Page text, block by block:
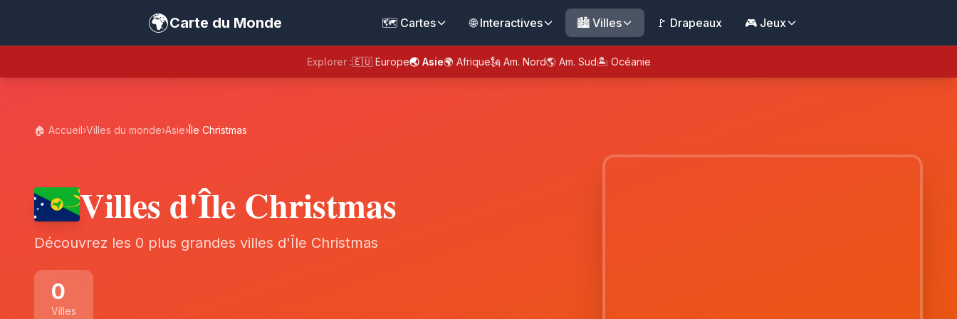
🌍Carte du Monde 🗺️ Cartes 🌐 Interactives 🏙️ Villes 🚩 Drapeaux 🎮 Jeux
Explorer :🇪🇺 Europe🌏 Asie🌍 Afrique🗽 Am. Nord🌎 Am. Sud🏝️ Océanie
🏠 Accueil›Villes du monde›Asie›Île Christmas
Villes d'Île Christmas
Découvrez les 0 plus grandes villes d'Île Christmas
0
Villes